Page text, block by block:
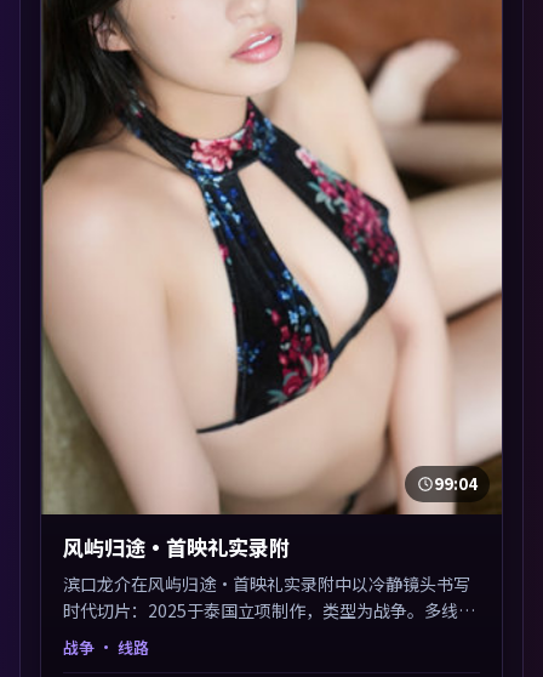
99:04
风屿归途·首映礼实录附
滨口龙介在风屿归途·首映礼实录附中以冷静镜头书写
时代切片：2025于泰国立项制作，类型为战争。多线叙
事交汇于终局，真相与救赎并行，适合喜欢细读表演的
战争 · 线路